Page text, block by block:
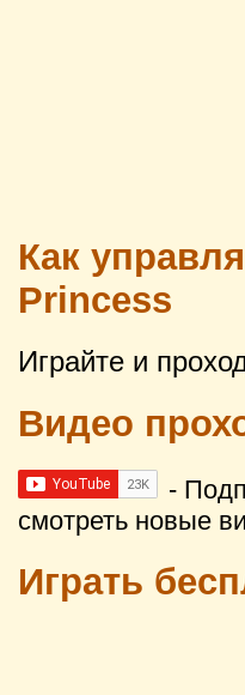
Как
Princess
Играйте и
Видео
-
смотреть новые
Играть